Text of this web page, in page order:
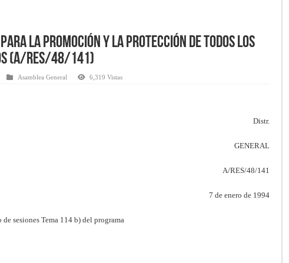
la promoción y la protección de todos los
(A/RES/48/141)
Asamblea General 6,319 Vistas
Distr.
GENERAL
A/RES/48/141
7 de enero de 1994
sesiones Tema 114 b) del programa